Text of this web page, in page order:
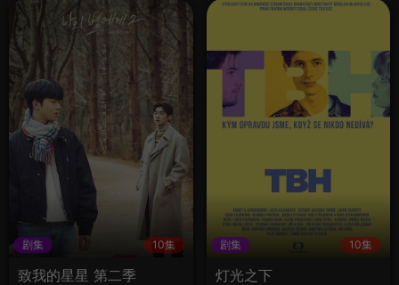
剧集 10集
致我的星星 第二季
剧集 10集
灯光之下